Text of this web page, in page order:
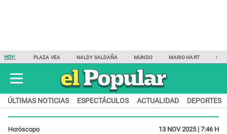
HOY: PLAZA VEA NALDY SALDAÑA MUNDO MARIO HART
ÚLTIMAS NOTICIAS ESPECTÁCULOS ACTUALIDAD DEPORTES
Horóscopo 13 NOV 2025 | 7:46 H